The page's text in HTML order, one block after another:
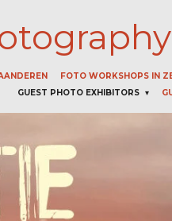
FOTO WORKSHOPS IN
GUEST PHOTO EXHIBITORS